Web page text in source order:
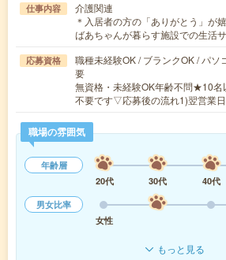
仕事内容
介護関連
＊入居者の方の「ありがとう」が
ばあちゃんが暮らす施設での生活
応募資格
職種未経験OK / ブランクOK / パソ
要
無資格・未経験OK年齢不問★10
不要です▽応募後の流れ1)翌営業
職場の雰囲気
年齢層
20代
30代 40代
男女比率
女性
もっと見る